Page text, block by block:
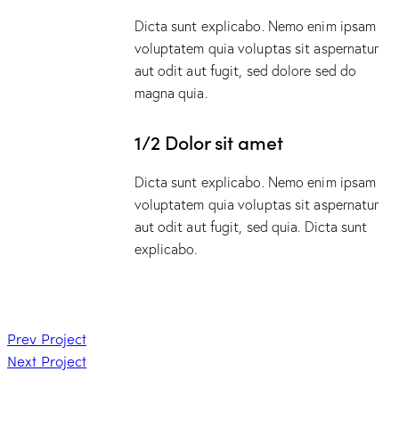
Dicta sunt explicabo. Nemo enim ipsam
voluptatem quia voluptas sit aspernatur
aut odit aut fugit, sed dolore sed do
magna quia.
1/2 Dolor sit amet
Dicta sunt explicabo. Nemo enim ipsam
voluptatem quia voluptas sit aspernatur
aut odit aut fugit, sed quia. Dicta sunt
explicabo.
Prev Project
Next Project